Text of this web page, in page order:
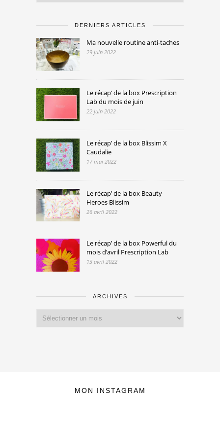
DERNIERS ARTICLES
Ma nouvelle routine anti-taches
29 juin 2022
Le récap’ de la box Prescription
Lab du mois de juin
22 juin 2022
Le récap’ de la box Blissim X
Caudalie
17 mai 2022
Le récap’ de la box Beauty
Heroes Blissim
26 avril 2022
Le récap’ de la box Powerful du
mois d’avril Prescription Lab
13 avril 2022
ARCHIVES
MON INSTAGRAM